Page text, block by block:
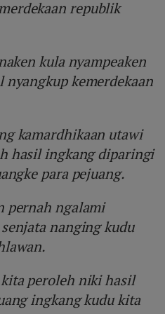
republik
kula nyampeaken
kemerdekaan
kamardhikaan utawi
hasil ingkang diparingi
para pejuang.
pernah ngalami
nanging kudu
peroleh niki hasil
ingkang kudu kita